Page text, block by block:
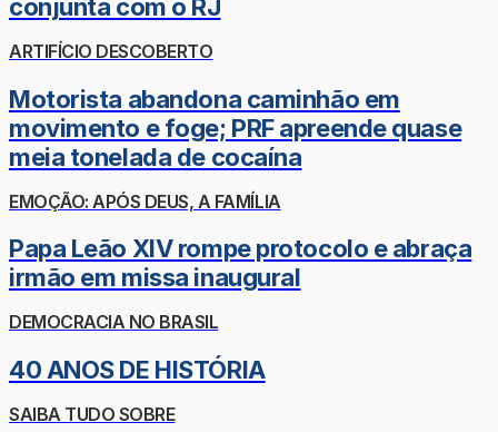
conjunta com o RJ
ARTIFÍCIO DESCOBERTO
Motorista abandona caminhão em
movimento e foge; PRF apreende quase
meia tonelada de cocaína
EMOÇÃO: APÓS DEUS, A FAMÍLIA
Papa Leão XIV rompe protocolo e abraça
irmão em missa inaugural
DEMOCRACIA NO BRASIL
40 ANOS DE HISTÓRIA
SAIBA TUDO SOBRE